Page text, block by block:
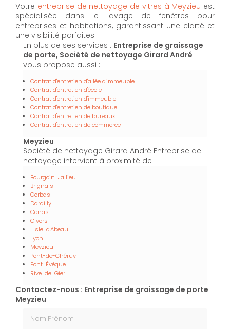
Votre entreprise de nettoyage de vitres à Meyzieu est
spécialisée dans le lavage de fenêtres pour
entreprises et habitations, garantissant une clarté et
une visibilité parfaites.
En plus de ses services : Entreprise de graissage
de porte, Société de nettoyage Girard André
vous propose aussi :
Contrat d'entretien d'allée d'immeuble
Contrat d'entretien d'école
Contrat d'entretien d'immeuble
Contrat d'entretien de boutique
Contrat d'entretien de bureaux
Contrat d'entretien de commerce
Meyzieu
Société de nettoyage Girard André Entreprise de
nettoyage intervient à proximité de :
Bourgoin-Jallieu
Brignais
Corbas
Dardilly
Genas
Givors
L'Isle-d'Abeau
Lyon
Meyzieu
Pont-de-Chéruy
Pont-Évêque
Rive-de-Gier
Contactez-nous : Entreprise de graissage de porte
Meyzieu